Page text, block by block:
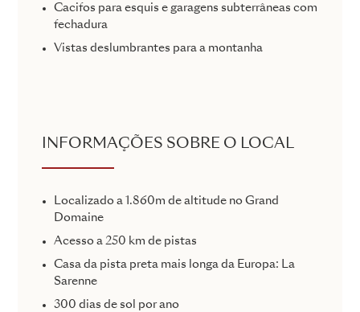
Cacifos para esquis e garagens subterrâneas com
fechadura
Vistas deslumbrantes para a montanha
INFORMAÇÕES SOBRE O LOCAL
Localizado a 1.860m de altitude no Grand
Domaine
Acesso a 250 km de pistas
Casa da pista preta mais longa da Europa: La
Sarenne
300 dias de sol por ano